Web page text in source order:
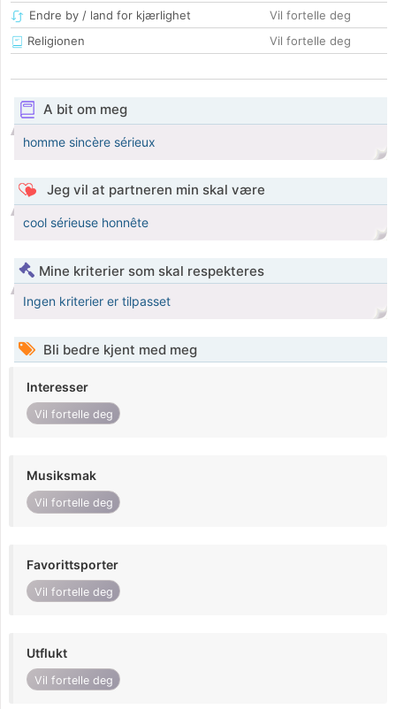
Endre by / land for kjærlighet
Vil fortelle deg
Religionen
Vil fortelle deg
A bit om meg
homme sincère sérieux
Jeg vil at partneren min skal være
cool sérieuse honnête
Mine kriterier som skal respekteres
Ingen kriterier er tilpasset
Bli bedre kjent med meg
Interesser
Vil fortelle deg
Musiksmak
Vil fortelle deg
Favorittsporter
Vil fortelle deg
Utflukt
Vil fortelle deg